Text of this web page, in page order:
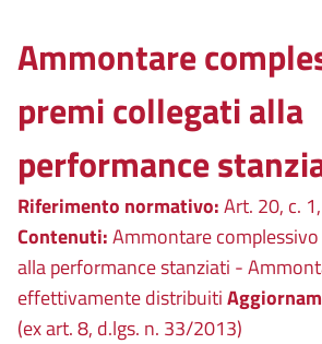
Ammontare
premi collegati alla
performance
Riferimento normativo:Art. 20, c.
Contenuti:Ammontare
alla performance stanziati -
effettivamente distribuiti
(ex art. 8, d.lgs. n. 33/2013)